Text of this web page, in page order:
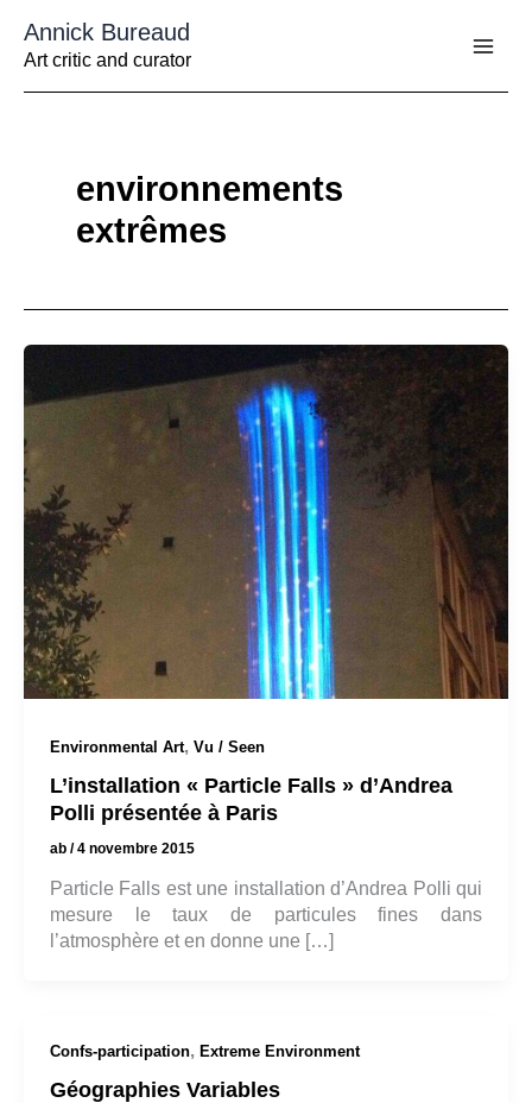
contenu
Annick Bureaud
Art critic and curator
environnements
extrêmes
Environmental Art, Vu / Seen
L’installation « Particle Falls » d’Andrea
Polli présentée à Paris
ab /4 novembre 2015
Particle Falls est une installation d’Andrea Polli qui
mesure le taux de particules fines dans
l’atmosphère et en donne une […]
Confs-participation, Extreme Environment
Géographies Variables